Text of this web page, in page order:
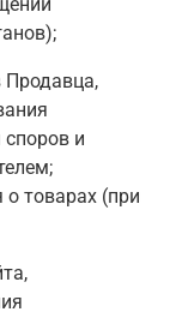
Продавца,
и
товарах (при